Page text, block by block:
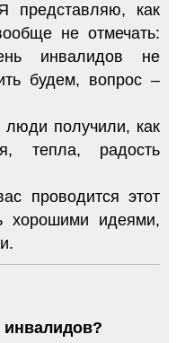
представляю, как
не отмечать:
инвалидов не
будем, вопрос –
люди получили, как
тепла, радость
проводится этот
хорошими идеями,
инвалидов?